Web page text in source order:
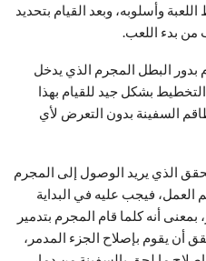
وأسلوبه، وبعد القيام بتحديد
من بدء اللعب.
بدور البطل المجرم الذي يدخل
بشكل جيد للقيام بهذا
السفينة بدون التعرض لأي
الذي يريد الوصول إلى المجرم
العمل، فيجب عليه في البداية
أنه كلما قام المجرم بتدمير
يقوم بإصلاح الجزء المدمر،